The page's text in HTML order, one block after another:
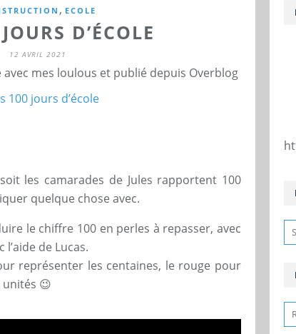
, ECOLE
D’ÉCOLE
12 AVRIL 2021
mes loulous et publié depuis Overblog
les camarades de Jules rapportent 100
quelque chose avec.
le chiffre 100 en perles à repasser, avec
de Lucas.
représenter les centaines, le rouge pour
😉